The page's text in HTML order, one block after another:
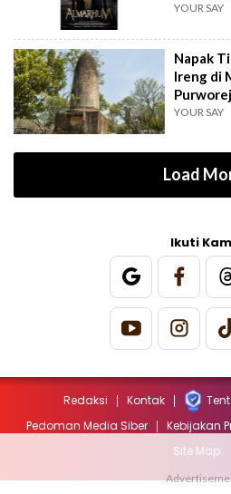
YOUR SAY
Napak
Ireng di
YOUR SAY
Load
Ikuti
Redaksi Kontak
Pedoman Media Siber
Kebijakan
Site Map